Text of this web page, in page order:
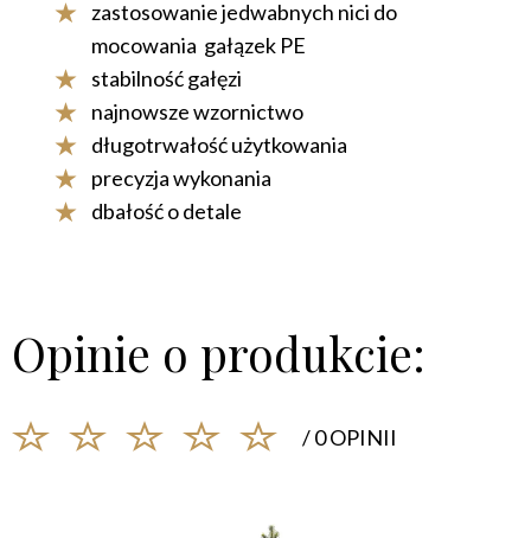
zastosowanie jedwabnych nici do
mocowania gałązek PE
stabilność gałęzi
najnowsze wzornictwo
długotrwałość użytkowania
precyzja wykonania
dbałość o detale
Opinie o produkcie:
/ 0 OPINII